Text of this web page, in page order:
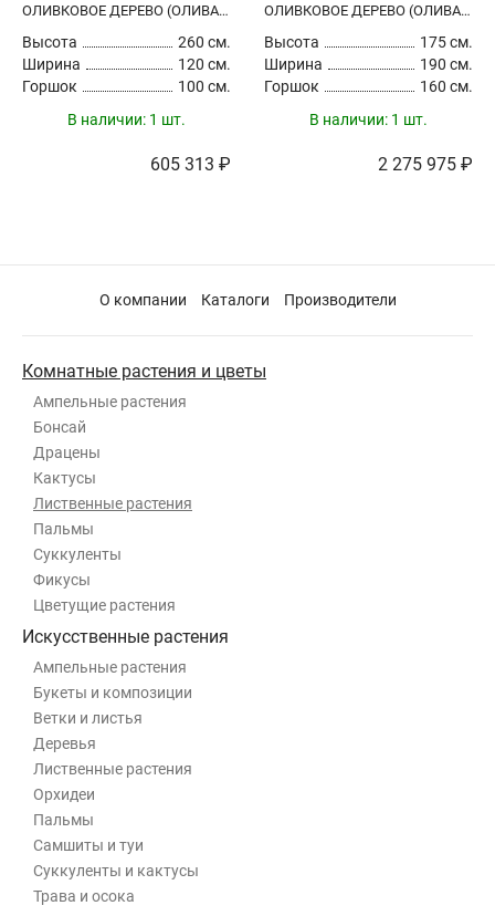
ОЛИВКОВОЕ ДЕРЕВО (ОЛИВА ЕВРОПЕЙСКАЯ)
Высота
260 см.
Ширина
120 см.
Горшок
100 см.
В наличии: 1 шт.
605 313 ₽
ОЛИВКОВОЕ ДЕРЕВО (ОЛИВА ЕВРОПЕЙСКАЯ)
Высота
175 см.
Ширина
190 см.
Горшок
160 см.
В наличии: 1 шт.
2 275 975 ₽
О компании Каталоги Производители
Комнатные растения и цветы
Ампельные растения
Бонсай
Драцены
Кактусы
Лиственные растения
Пальмы
Суккуленты
Фикусы
Цветущие растения
Искусственные растения
Ампельные растения
Букеты и композиции
Ветки и листья
Деревья
Лиственные растения
Орхидеи
Пальмы
Самшиты и туи
Суккуленты и кактусы
Трава и осока